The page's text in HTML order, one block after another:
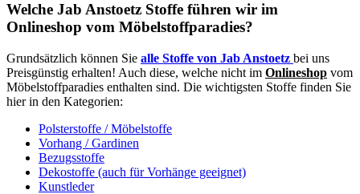
Welche Jab Anstoetz Stoffe führen wir im
Onlineshop vom Möbelstoffparadies?
Grundsätzlich können Sie alle Stoffe von Jab Anstoetz bei uns
Preisgünstig erhalten! Auch diese, welche nicht im Onlineshop vom
Möbelstoffparadies enthalten sind. Die wichtigsten Stoffe finden Sie
hier in den Kategorien:
Polsterstoffe / Möbelstoffe
Vorhang / Gardinen
Bezugsstoffe
Dekostoffe (auch für Vorhänge geeignet)
Kunstleder